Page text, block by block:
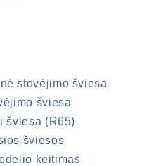
stovėjimo šviesa
šviesa
šviesa (R65)
šviesos
keitimas